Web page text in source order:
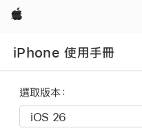
Apple
iPhone 使用手冊
選取版本：